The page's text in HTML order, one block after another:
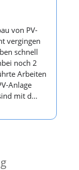
von PV-
vergingen
schnell
noch 2
Arbeiten
Anlage
mit d…